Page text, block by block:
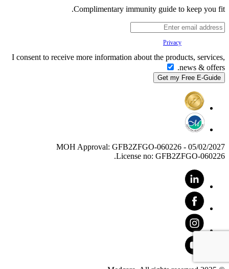
Complimentary immunity guide to keep you fit.
Privacy
I consent to receive more information about the products, services,
news & offers.
MOH Approval: GFB2ZFGO-060226 - 05/02/2027
License no: GFB2ZFGO-060226.